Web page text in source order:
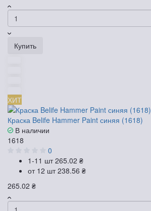
Купить
ХИТ
Краска Belife Hammer Paint синяя (1618)
В наличии
1618
0
1-11 шт265.02 ₴
от 12 шт238.56 ₴
265.02 ₴